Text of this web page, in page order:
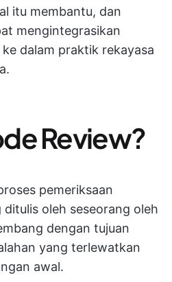
itu membantu, dan
mengintegrasikan
dalam praktik rekayasa
Review?
pemeriksaan
oleh seseorang oleh
dengan tujuan
yang terlewatkan
awal.